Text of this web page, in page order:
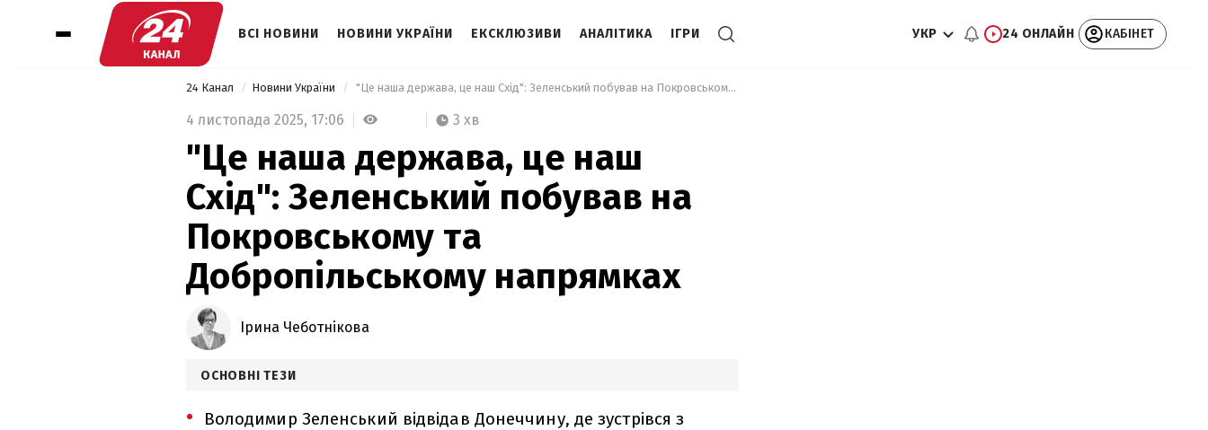
ВСІ НОВИНИ НОВИНИ УКРАЇНИ ЕКСКЛЮЗИВИ АНАЛІТИКА ІГРИ УКР 24 ОНЛАЙН КАБІНЕТ
24 Канал Новини України "Це наша держава, це наш Схід": Зеленський побував на Покровському та Добропільському напрямках
4 листопада 2025, 17:06 3 хв
"Це наша держава, це наш
Схід": Зеленський побував на
Покровському та
Добропільському напрямках
Ірина Чеботнікова
ОСНОВНІ ТЕЗИ
Володимир Зеленський відвідав Донеччину, де зустрівся з